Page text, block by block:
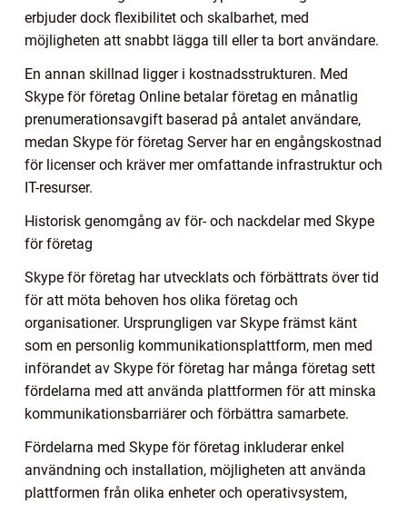
erbjuder dock flexibilitet och skalbarhet, med
möjligheten att snabbt lägga till eller ta bort användare.
En annan skillnad ligger i kostnadsstrukturen. Med
Skype för företag Online betalar företag en månatlig
prenumerationsavgift baserad på antalet användare,
medan Skype för företag Server har en engångskostnad
för licenser och kräver mer omfattande infrastruktur och
IT-resurser.
Historisk genomgång av för- och nackdelar med Skype
för företag
Skype för företag har utvecklats och förbättrats över tid
för att möta behoven hos olika företag och
organisationer. Ursprungligen var Skype främst känt
som en personlig kommunikationsplattform, men med
införandet av Skype för företag har många företag sett
fördelarna med att använda plattformen för att minska
kommunikationsbarriärer och förbättra samarbete.
Fördelarna med Skype för företag inkluderar enkel
användning och installation, möjligheten att använda
plattformen från olika enheter och operativsystem,